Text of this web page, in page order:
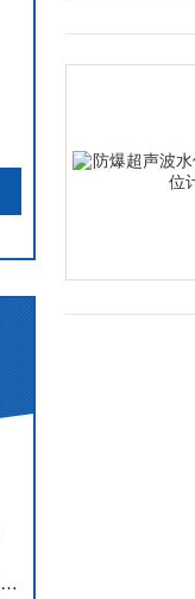
硫酸储罐液位计准确和实时地监测液位显得尤为重要